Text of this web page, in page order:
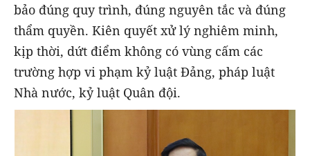
bảo đúng quy trình, đúng nguyên tắc và đúng
thẩm quyền. Kiên quyết xử lý nghiêm minh,
kịp thời, dứt điểm không có vùng cấm các
trường hợp vi phạm kỷ luật Đảng, pháp luật
Nhà nước, kỷ luật Quân đội.